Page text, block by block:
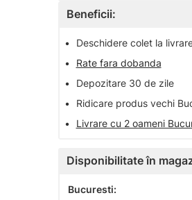
Beneficii:
•
Deschidere colet la
•
Rate fara dobanda
•
Depozitare 30 de zile
•
Ridicare produs vechi
•
Livrare cu 2 oameni
Disponibilitate în
Bucuresti: